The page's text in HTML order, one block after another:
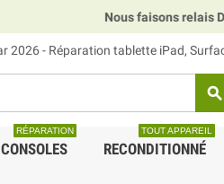
Nous faisons relais DHL, GLS et UPS.
- Réparation tablette iPad,
search
CONSOLES
RÉPARATION
RECONDITIONNÉ
TOUT APPAREIL